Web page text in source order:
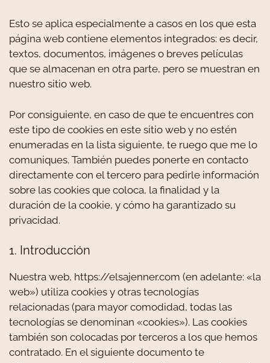
Esto se aplica especialmente a casos en los que esta
página web contiene elementos integrados: es decir,
textos, documentos, imágenes o breves películas
que se almacenan en otra parte, pero se muestran en
nuestro sitio web.
Por consiguiente, en caso de que te encuentres con
este tipo de cookies en este sitio web y no estén
enumeradas en la lista siguiente, te ruego que me lo
comuniques. También puedes ponerte en contacto
directamente con el tercero para pedirle información
sobre las cookies que coloca, la finalidad y la
duración de la cookie, y cómo ha garantizado su
privacidad.
1. Introducción
Nuestra web, https://elsajenner.com (en adelante: «la
web») utiliza cookies y otras tecnologías
relacionadas (para mayor comodidad, todas las
tecnologías se denominan «cookies»). Las cookies
también son colocadas por terceros a los que hemos
contratado. En el siguiente documento te